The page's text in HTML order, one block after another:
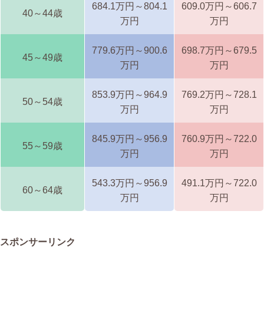
40～44歳
684.1万円～804.1
万円
609.0万円～606.7
万円
45～49歳
779.6万円～900.6
万円
698.7万円～679.5
万円
50～54歳
853.9万円～964.9
万円
769.2万円～728.1
万円
55～59歳
845.9万円～956.9
万円
760.9万円～722.0
万円
60～64歳
543.3万円～956.9
万円
491.1万円～722.0
万円
スポンサーリンク